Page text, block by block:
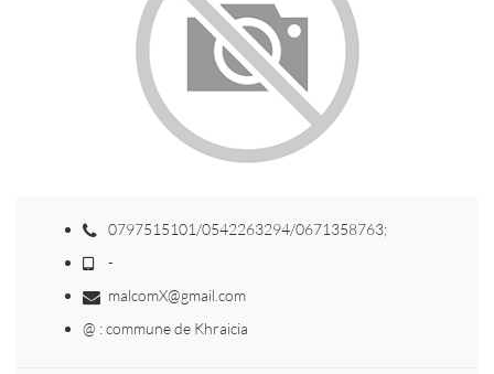
0797515101/0542263294/0671358763;
-
malcomX@gmail.com
@ : commune de Khraicia